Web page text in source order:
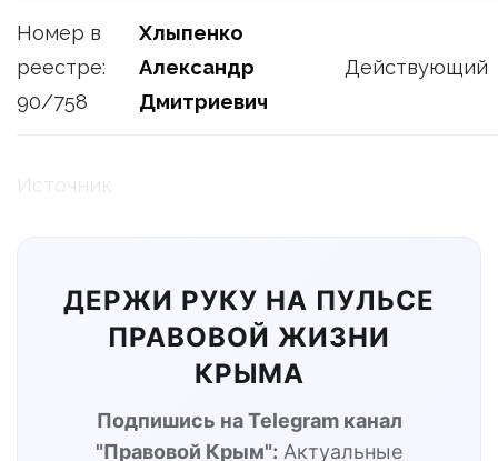
Номер в
реестре:
90/758
Хлыпенко
Александр
Дмитриевич
Действующий
ДЕРЖИ РУКУ НА ПУЛЬСЕ
ПРАВОВОЙ ЖИЗНИ
КРЫМА
Подпишись на Telegram канал
"Правовой Крым": Актуальные